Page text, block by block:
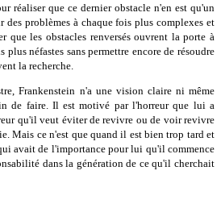
réaliser que ce dernier obstacle n'en est qu'un
des problèmes à chaque fois plus complexes et
que les obstacles renversés ouvrent la porte à
plus néfastes sans permettre encore de résoudre
la recherche.
Frankenstein n'a une vision claire ni même
de faire. Il est motivé par l'horreur que lui a
qu'il veut éviter de revivre ou de voir revivre
Mais ce n'est que quand il est bien trop tard et
avait de l'importance pour lui qu'il commence
dans la génération de ce qu'il cherchait